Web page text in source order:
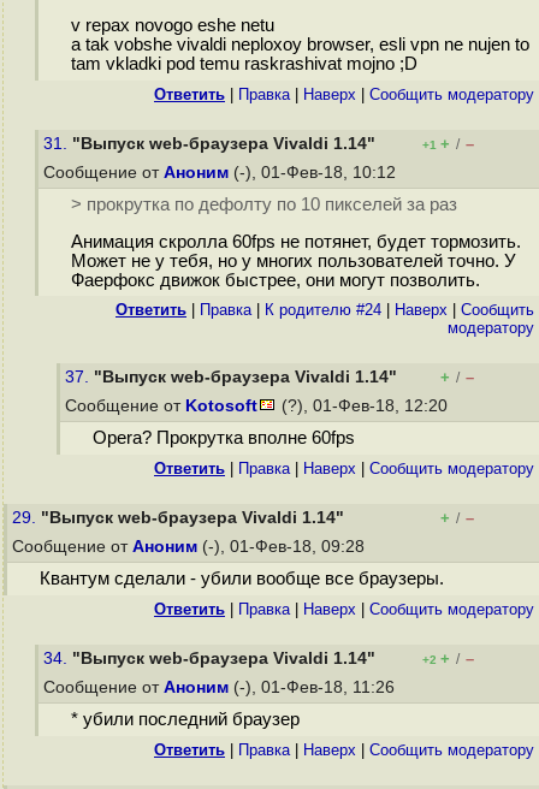
v repax novogo eshe netu
a tak vobshe vivaldi neploxoy browser, esli vpn ne nujen to
tam vkladki pod temu raskrashivat mojno ;D
Ответить Правка| Наверх Cообщить модератору
31. "Выпуск web-браузера Vivaldi 1.14" +1 + / –
Сообщение от Аноним (-), 01-Фев-18, 10:12
> прокрутка по дефолту по 10 пикселей за раз
Анимация скролла 60fps не потянет, будет тормозить.
Может не у тебя, но у многих пользователей точно. У
Фаерфокс движок быстрее, они могут позволить.
Ответить Правка| К родителю #24 Наверх
Cообщить
модератору
37. "Выпуск web-браузера Vivaldi 1.14" + / –
Сообщение от Kotosoft (?), 01-Фев-18, 12:20
Opera? Прокрутка вполне 60fps
Ответить Правка| Наверх Cообщить модератору
29. "Выпуск web-браузера Vivaldi 1.14" + / –
Сообщение от Аноним (-), 01-Фев-18, 09:28
Квантум сделали - убили вообще все браузеры.
Ответить Правка| Наверх Cообщить модератору
34. "Выпуск web-браузера Vivaldi 1.14" +2 + / –
Сообщение от Аноним (-), 01-Фев-18, 11:26
* убили последний браузер
Ответить Правка| Наверх Cообщить модератору